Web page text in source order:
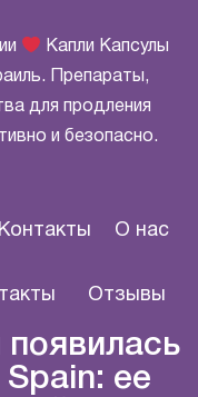
Капли Капсулы
Препараты,
для продления
и безопасно.
Контакты О нас
Отзывы
ее